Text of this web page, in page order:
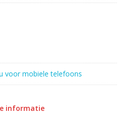
voor mobiele telefoons
informatie